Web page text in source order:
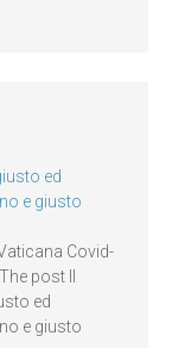
ed
e giusto
Covid-
post Il
ed
e giusto